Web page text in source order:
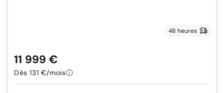
48 heures
11 999 €
Dès 131 €/mois